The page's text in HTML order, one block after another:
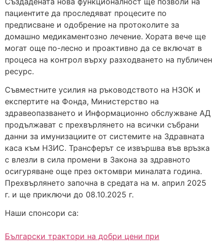
пациентите да проследяват процесите по
предписване и одобрение на протоколите за
домашно медикаментозно лечение. Хората вече ще
могат още по-лесно и проактивно да се включат в
процеса на контрол върху разходването на публичен
ресурс.
Съвместните усилия на ръководството на НЗОК и
експертите на Фонда, Министерство на
здравеопазването и Информационно обслужване АД
продължават с прехвърлянето на всички събрани
данни за имунизациите от системите на Здравната
каса към НЗИС. Трансферът се извършва във връзка
с влезли в сила промени в Закона за здравното
осигуряване още през октомври миналата година.
Прехвърлянето започна в средата на м. април 2025
г. и ще приключи до 08.10.2025 г.
Наши спонсори са:
Български трактори на добри цени при